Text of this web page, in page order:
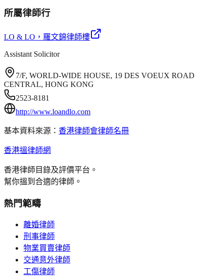
所屬律師行
LO & LO ，羅文錦律師樓
Assistant Solicitor
7/F, WORLD-WIDE HOUSE, 19 DES VOEUX ROAD
CENTRAL, HONG KONG
2523-8181
http://www.loandlo.com
基本資料來源： 香港律師會律師名冊
香港搵律師網
香港律師目錄及評價平台。
幫你搵到合適的律師。
熱門範疇
離婚律師
刑事律師
物業買賣律師
交通意外律師
工傷律師